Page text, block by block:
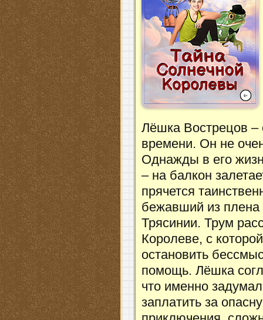
Лёшка Вострецов
времени. Он не
Однажды в его
– на балкон
прячется
бежавший из плена
Трясинии. Трум
Королеве, с
остановить
помощь. Лёшка
что именно
заплатить за